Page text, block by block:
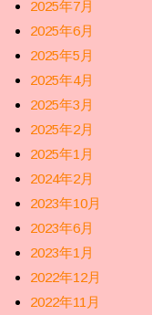
2025年7月
2025年6月
2025年5月
2025年4月
2025年3月
2025年2月
2025年1月
2024年2月
2023年10月
2023年6月
2023年1月
2022年12月
2022年11月